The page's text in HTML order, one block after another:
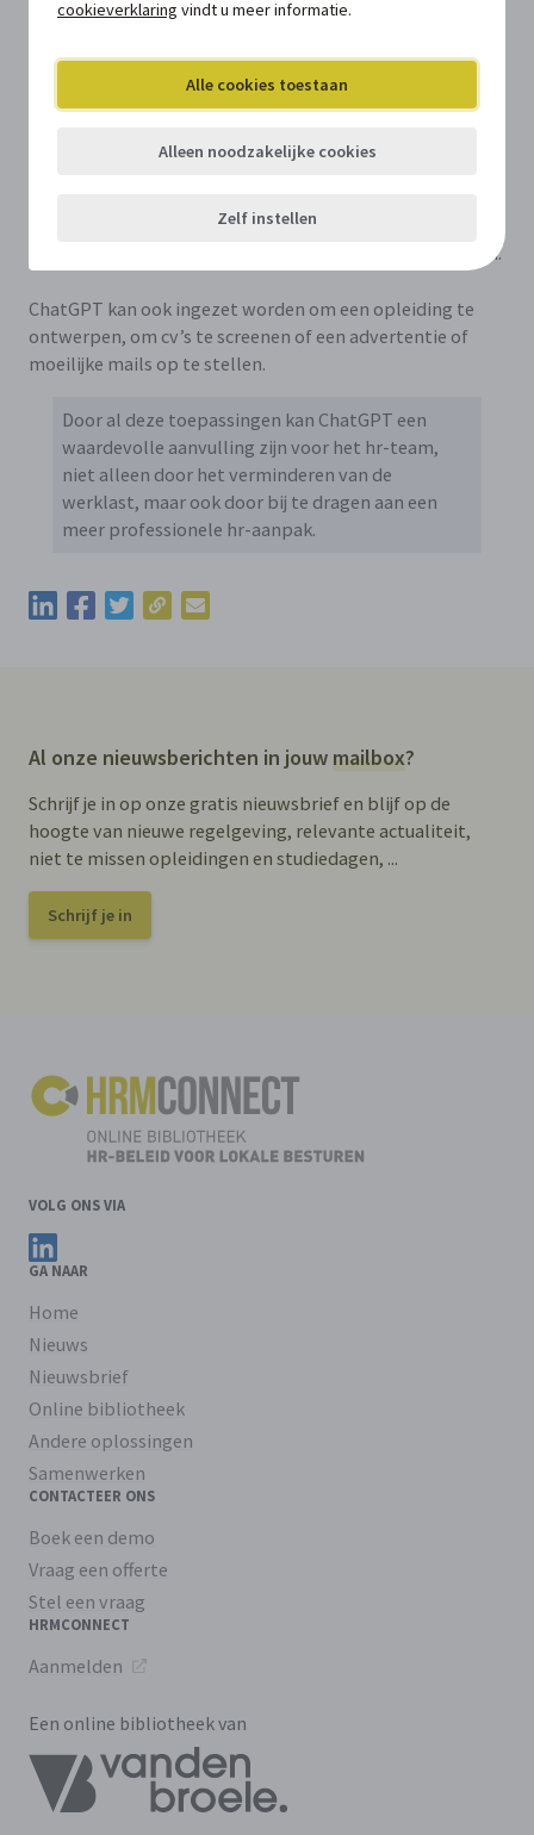
cookieverklaring vindt u meer informatie.
Alle cookies toestaan
Alleen noodzakelijke cookies
Zelf instellen
communicatie door ChatGPT te gebruiken voor het
berichten, e-mails en nota’s.
Visiedocumenten. Gebruik ChatGPT voor het
opstellen en herzien van hr-visieteksten, waarbij het
zorgt voor helderheid en goede ideeën.
feedbackformulieren met behulp van ChatGPT om te
zorgen voor relevante en goed geformuleerde vragen.
ChatGPT kan ook ingezet worden om een opleiding te
ontwerpen, om cv’s te screenen of een advertentie of
moeilijke mails op te stellen.
Door al deze toepassingen kan ChatGPT een
waardevolle aanvulling zijn voor het hr-team,
niet alleen door het verminderen van de
werklast, maar ook door bij te dragen aan een
meer professionele hr-aanpak.
Deel deze update via LinkedIn
Deel deze update via Facebook
Deel deze update via Twitter
Kopieer de permalink van deze update
Deel deze update via e-mail
Al onze nieuwsberichten in jouw mailbox?
Schrijf je in op onze gratis nieuwsbrief en blijf op de
hoogte van nieuwe regelgeving, relevante actualiteit,
niet te missen opleidingen en studiedagen, ...
Schrijf je in
VOLG ONS VIA
Volg ons op LinkedIn
GA NAAR
Home
Nieuws
Nieuwsbrief
Online bibliotheek
Andere oplossingen
Samenwerken
CONTACTEER ONS
Boek een demo
Vraag een offerte
Stel een vraag
HRMCONNECT
Aanmelden
Een online bibliotheek van